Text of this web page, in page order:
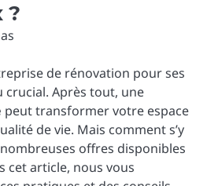
?
de rénovation pour ses
crucial. Après tout, une
peut transformer votre espace
de vie. Mais comment s’y
offres disponibles
cet article, nous vous